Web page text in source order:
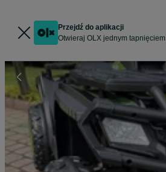
Przejdź do aplikacji
Otwieraj OLX jednym tapnięciem